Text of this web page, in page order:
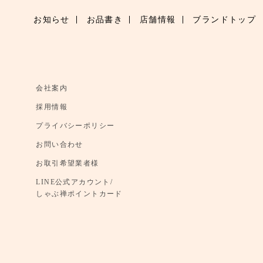
お知らせ お品書き 店舗情報 ブランドトップ
会社案内
採用情報
プライバシーポリシー
お問い合わせ
お取引希望業者様
LINE公式アカウント/
しゃぶ禅ポイントカード